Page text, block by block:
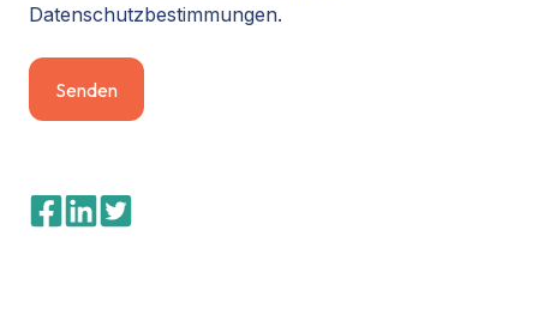
Datenschutzbestimmungen.